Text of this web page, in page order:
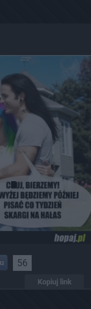
56
Kopiuj link